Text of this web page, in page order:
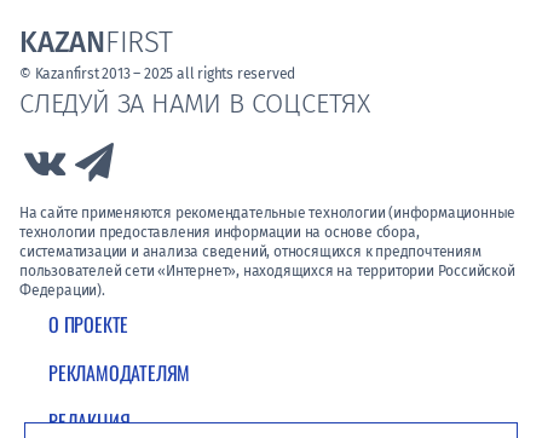
О ПРОЕКТЕ
РЕКЛАМОДАТЕЛЯМ
РЕДАКЦИЯ
СЛЕДУЙ ЗА НАМИ В СОЦСЕТЯХ
Link to Vk
На сайте применяются рекомендательные технологии (информационные
технологии предоставления информации на основе сбора,
систематизации и анализа сведений, относящихся к предпочтениям
пользователей сети «Интернет», находящихся на территории Российской
Федерации).
KAZANFIRST
© Kazanfirst 2013 – 2025 all rights reserved